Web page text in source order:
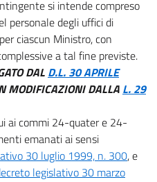
si intende compreso
personale degli uffici di
ciascun Ministro, con
a tal fine previste.
DAL D.L. 30 APRILE
MODIFICAZIONI DALLA L. 29
ai commi 24-quater e 24-
emanati ai sensi
30 luglio 1999, n. 300, e
legislativo 30 marzo